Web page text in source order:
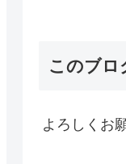
このブロ
よろしくお